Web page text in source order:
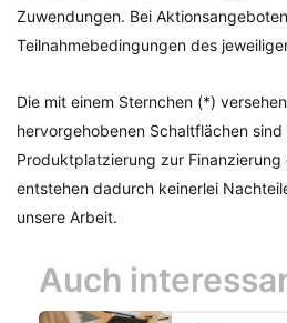
Zuwendungen. Bei
Teilnahmebedingungen des
Die mit einem Sternchen (*)
hervorgehobenen Schaltflächen
Produktplatzierung zur Finanzierung
entstehen dadurch keinerlei
unsere Arbeit.
Auch